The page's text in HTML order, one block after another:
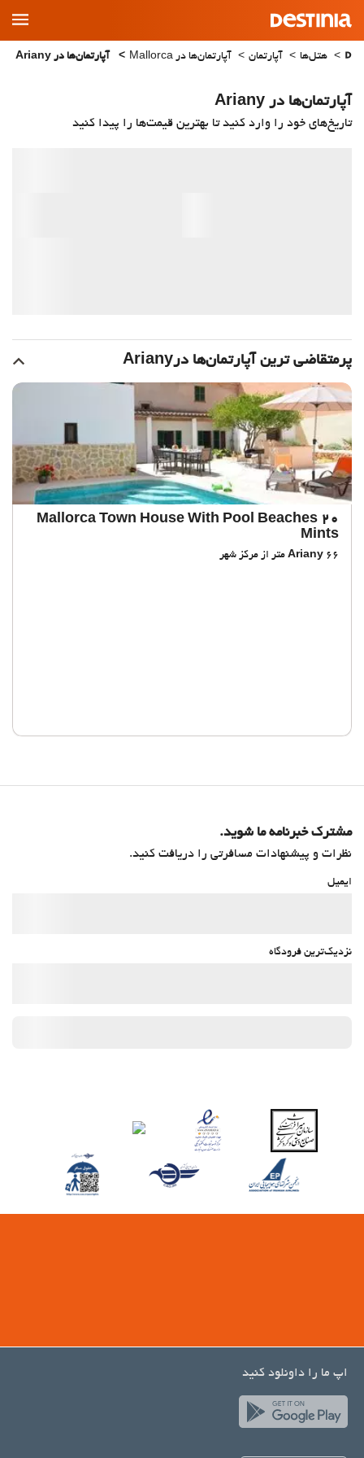
Main
Menu
هتل‌ها آپارتمان آپارتمان‌ها در Mallorca آپارتمان‌ها در Ariany
آپارتمان‌ها در Ariany
تاریخ‌های خود را وارد کنید تا بهترین قیمت‌ها را پیدا کنید
پرمتقاضی ترین آپارتمان‌‌ها درAriany
Mallorca Town House With Pool Beaches 20
Mints
Ariany 66 متر از مرکز شهر
مشترک خبرنامه ما شوید.
نظرات و پیشنهادات مسافرتی را دریافت کنید.
ایمیل
نزدیک‌ترین فرودگاه
اپ ما را داونلود کنید